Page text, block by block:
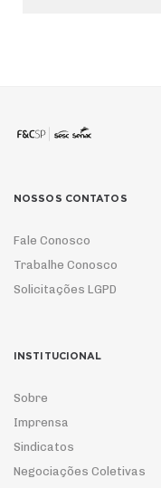
NOSSOS CONTATOS
Fale Conosco
Trabalhe Conosco
Solicitações LGPD
INSTITUCIONAL
Sobre
Imprensa
Sindicatos
Negociações Coletivas